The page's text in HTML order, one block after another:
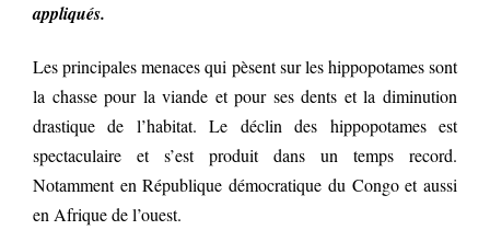
appliqués.
Les principales menaces qui pèsent sur les hippopotames sont
la chasse pour la viande et pour ses dents et la diminution
drastique de l’habitat. Le déclin des hippopotames est
spectaculaire et s’est produit dans un temps record.
Notamment en République démocratique du Congo et aussi
en Afrique de l’ouest.